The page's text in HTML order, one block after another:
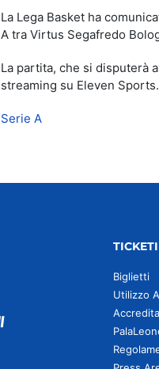
La Lega Basket ha
A tra Virtus Segafredo
La partita, che si disputerà
streaming su Eleven Sports.
Serie A
Biglietti
Utilizzo